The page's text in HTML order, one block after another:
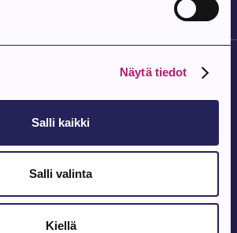
Näytä tiedot
Salli kaikki
Salli valinta
Kiellä